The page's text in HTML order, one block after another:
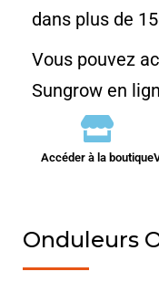
dans plus de
Vous pouvez
Sungrow en
Accéder à la boutique
Onduleurs